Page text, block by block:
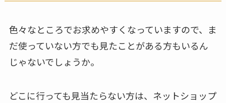
色々なところでお求めやすくなっていますので、ま
だ使っていない方でも見たことがある方もいるん
じゃないでしょうか。
どこに行っても見当たらない方は、ネットショップ